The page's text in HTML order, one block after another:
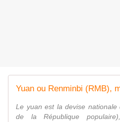
Le yuan est la devise
de la République